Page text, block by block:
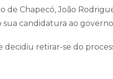
de Chapecó, João
sua candidatura ao
decidiu retirar-se do